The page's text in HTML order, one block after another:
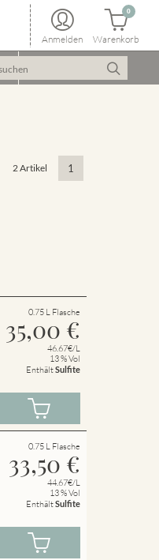
Anmelden Warenkorb
0
2 Artikel 1
0.75 L Flasche
35,00 €
46.67€/L
13 % Vol
EnthältSulfite
0.75 L Flasche
33,50 €
44.67€/L
13 % Vol
EnthältSulfite